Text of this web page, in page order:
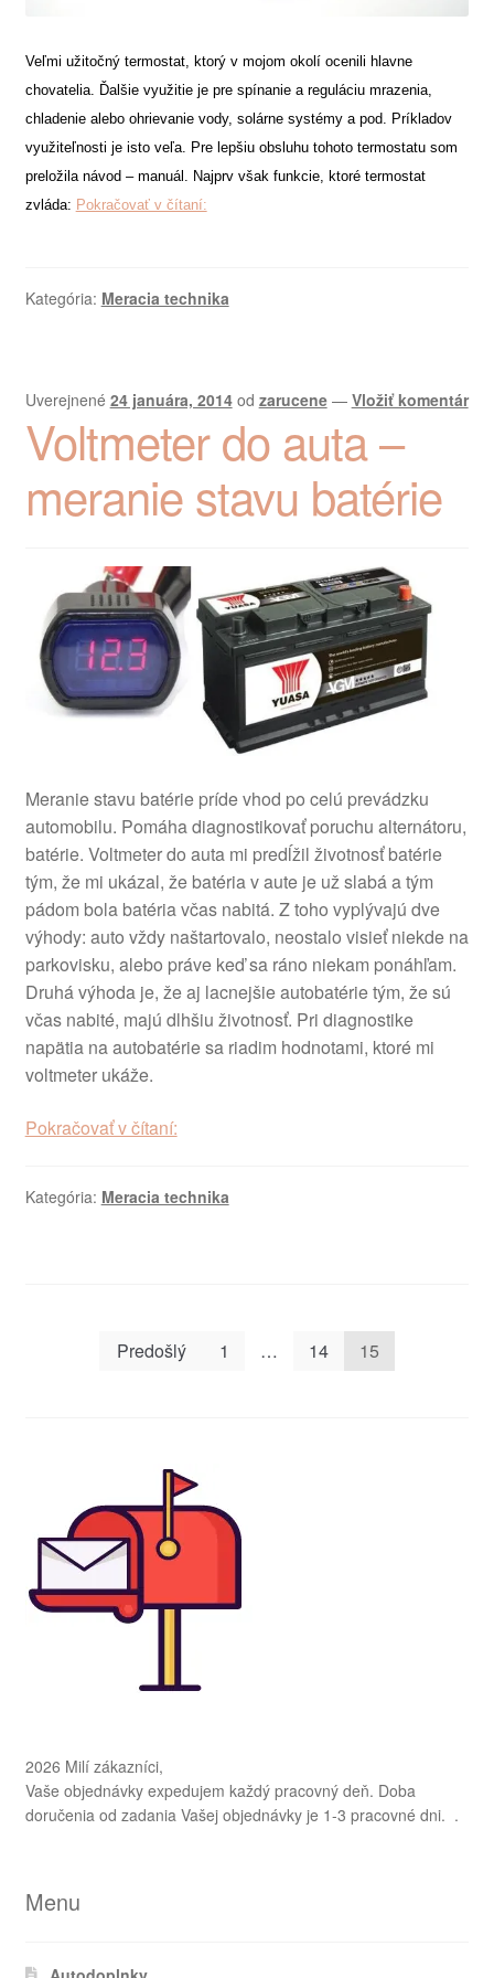
Veľmi užitočný termostat, ktorý v mojom okolí ocenili hlavne
chovatelia. Ďalšie využitie je pre spínanie a reguláciu mrazenia,
chladenie alebo ohrievanie vody, solárne systémy a pod. Príkladov
využiteľnosti je isto veľa. Pre lepšiu obsluhu tohoto termostatu som
preložila návod – manuál. Najprv však funkcie, ktoré termostat
zvláda: Pokračovať v čítaní:Návod
blog
Kategória: Meracia technika
Uverejnené 24 januára, 2014 od zarucene — Vložiť komentár
Voltmeter do auta –
meranie stavu batérie
Meranie stavu batérie príde vhod po celú prevádzku
automobilu. Pomáha diagnostikovať poruchu alternátoru,
batérie. Voltmeter do auta mi predĺžil životnosť batérie
tým, že mi ukázal, že batéria v aute je už slabá a tým
pádom bola batéria včas nabitá. Z toho vyplývajú dve
výhody: auto vždy naštartovalo, neostalo visieť niekde na
parkovisku, alebo práve keď sa ráno niekam ponáhľam.
Druhá výhoda je, že aj lacnejšie autobatérie tým, že sú
včas nabité, majú dlhšiu životnosť. Pri diagnostike
napätia na autobatérie sa riadim hodnotami, ktoré mi
voltmeter ukáže.
Pokračovať v čítaní:Voltmeter
–
Kategória: Meracia technika
Stránkovanie
Predošlý 1 … 14 15
2026 Milí zákazníci,
Vaše objednávky expedujem každý pracovný deň. Doba
doručenia od zadania Vašej objednávky je 1-3 pracovné dni. .
Menu